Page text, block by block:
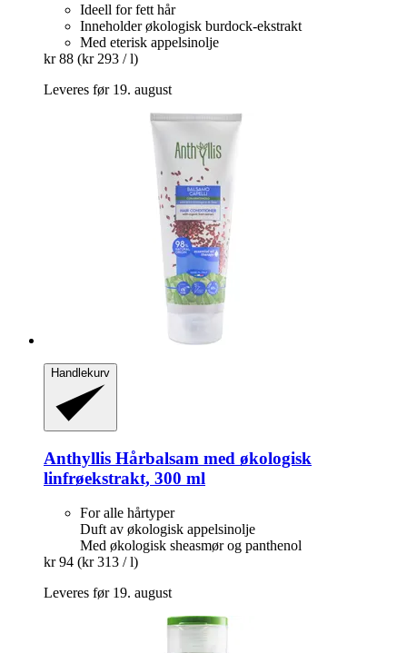
Ideell for fett hår
Inneholder økologisk burdock-ekstrakt
Med eterisk appelsinolje
kr 88 (kr 293 / l)
Leveres før 19. august
Handlekurv
Anthyllis Hårbalsam med økologisk
linfrøekstrakt, 300 ml
For alle hårtyper
Duft av økologisk appelsinolje
Med økologisk sheasmør og panthenol
kr 94 (kr 313 / l)
Leveres før 19. august